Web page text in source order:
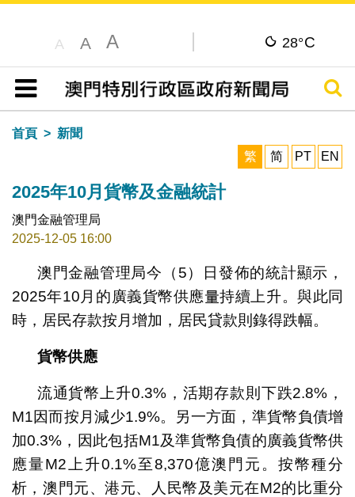
A A A 28°C
目錄
搜尋
首頁
新聞
繁
简 PT EN
2025年10月貨幣及金融統計
澳門金融管理局
2025-12-05 16:00
澳門金融管理局今（5）日發佈的統計顯示，
2025年10月的廣義貨幣供應量持續上升。與此同
時，居民存款按月增加，居民貸款則錄得跌幅。
貨幣供應
流通貨幣上升0.3%，活期存款則下跌2.8%，
M1因而按月減少1.9%。另一方面，準貨幣負債增
加0.3%，因此包括M1及準貨幣負債的廣義貨幣供
應量M2上升0.1%至8,370億澳門元。按幣種分
析，澳門元、港元、人民幣及美元在M2的比重分